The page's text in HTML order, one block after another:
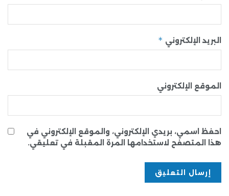
البريد الإلكتروني *
الموقع الإلكتروني
احفظ اسمي، بريدي الإلكتروني، والموقع الإلكتروني في
هذا المتصفح لاستخدامها المرة المقبلة في تعليقي.